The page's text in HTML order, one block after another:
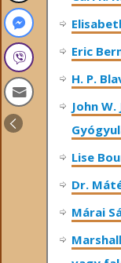
Eric
H. P.
John
Lise
Dr.
Márai